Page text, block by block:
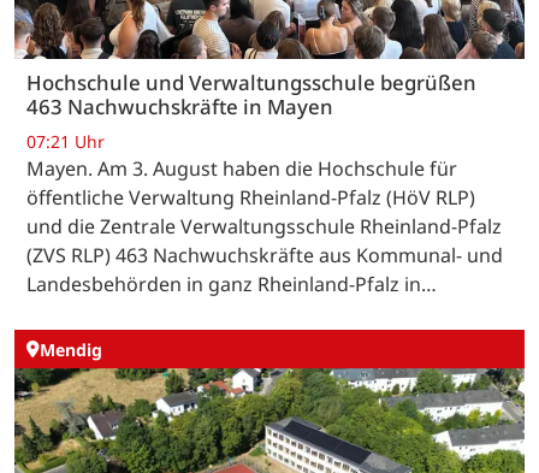
Hochschule und Verwaltungsschule begrüßen
463 Nachwuchskräfte in Mayen
07:21 Uhr
Mayen. Am 3. August haben die Hochschule für
öffentliche Verwaltung Rheinland-Pfalz (HöV RLP)
und die Zentrale Verwaltungsschule Rheinland-Pfalz
(ZVS RLP) 463 Nachwuchskräfte aus Kommunal- und
Landesbehörden in ganz Rheinland-Pfalz in…
Mendig